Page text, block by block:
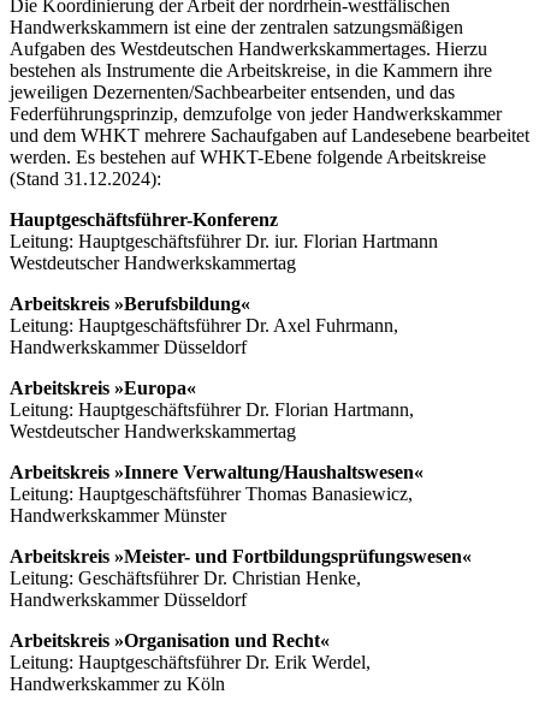
Die Koordinierung der Arbeit der nordrhein-west­fä­li­schen
Handwerkskammern ist eine der zentralen ­satzungsmäßi­gen
Aufgaben des Westdeutschen Handwerkskammertages. Hierzu
bestehen als Instrumente die Arbeitskreise, in die Kammern ihre
jeweiligen Dezer­nenten/Sachbearbeiter entsenden, und das
Federführungsprinzip, demzufolge von jeder Handwerkskammer
und dem WHKT mehrere Sachaufgaben auf Lan­desebene ­bearbeitet
werden. Es bestehen auf WHKT-Ebene folgende Arbeitskreise
(Stand 31.12.2024):
Hauptgeschäftsführer-Konferenz
Leitung: Hauptgeschäftsführer Dr. iur. Florian Hartmann
Westdeutscher Handwerkskammertag
Arbeitskreis »Berufsbildung«
Leitung: Hauptgeschäftsführer Dr. Axel Fuhrmann,
Handwerkskammer Düsseldorf
Arbeitskreis »Europa«
Leitung: Hauptgeschäftsführer Dr. Florian Hartmann,
Westdeutscher Handwerkskammertag
Arbeitskreis »Innere Verwaltung/Haushaltswesen«
Leitung: Hauptgeschäftsführer Thomas Banasiewicz,
Handwerkskammer Münster
Arbeitskreis »Meister- und Fortbildungsprüfungswesen«
Leitung: Geschäftsführer Dr. Christian Henke,
Handwerkskammer Düsseldorf
Arbeitskreis »Organisation und Recht«
Leitung: Hauptgeschäftsführer Dr. Erik Werdel,
Handwerkskammer zu Köln